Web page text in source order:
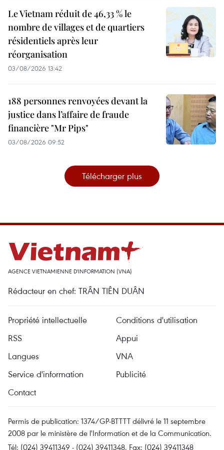
Le Vietnam réduit de 46,33 % le
nombre de villages et de quartiers
résidentiels après leur
réorganisation
03/08/2026 13:42
188 personnes renvoyées devant la
justice dans l’affaire de fraude
financière "Mr Pips"
03/08/2026 09:52
Télécharger plus
AGENCE VIETNAMIENNE D'INFORMATION (VNA)
Rédacteur en chef: TRÂN TIÊN DUÂN
Propriété intellectuelle
Conditions d'utilisation
RSS
Appui
Langues
VNA
Service d'information
Publicité
Contact
Permis de publication: 1374/GP-BTTTT délivré le 11 septembre
2008 par le ministère de l'Information et de la Communication.
Tél: (024) 39411349 - (024) 39411348, Fax: (024) 39411348